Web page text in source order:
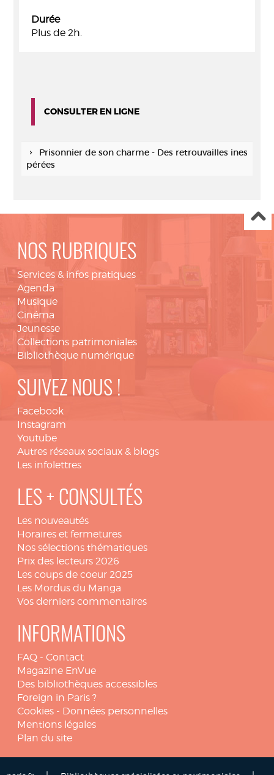
Durée
Plus de 2h.
CONSULTER EN LIGNE
Prisonnier de son charme - Des retrouvailles ines
pérées
NOS RUBRIQUES
Services & infos pratiques
Agenda
Musique
Cinéma
Jeunesse
Collections patrimoniales
Bibliothèque numérique
SUIVEZ NOUS !
Facebook
Instagram
Youtube
Autres réseaux sociaux & blogs
Les infolettres
LES + CONSULTÉS
Les nouveautés
Horaires et fermetures
Nos sélections thématiques
Prix des lecteurs 2026
Les coups de coeur 2025
Les Mordus du Manga
Vos derniers commentaires
INFORMATIONS
FAQ - Contact
Magazine EnVue
Des bibliothèques accessibles
Foreign in Paris ?
Cookies - Données personnelles
Mentions légales
Plan du site